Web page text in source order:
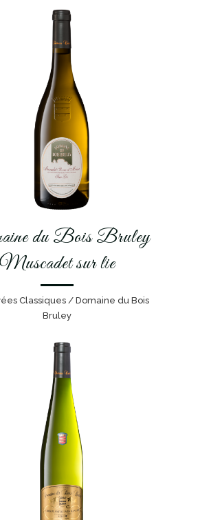
du Bois Bruley
Muscadet sur lie
Classiques / Domaine du Bois
Bruley